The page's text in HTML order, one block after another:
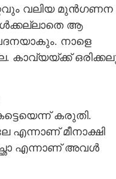
വലിയ മുൻഗണന
ആ
നാളെ
കാവ്യയ്‌ക്ക്
കരുതി.
എന്നാണ് മീനാക്ഷി
എന്നാണ് അവൾ
Share this link